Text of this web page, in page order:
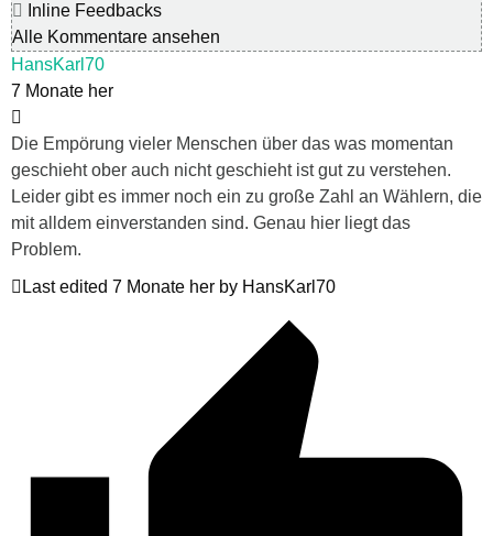
Inline Feedbacks
Alle Kommentare ansehen
HansKarl70
7 Monate her
Die Empörung vieler Menschen über das was momentan
geschieht ober auch nicht geschieht ist gut zu verstehen.
Leider gibt es immer noch ein zu große Zahl an Wählern, die
mit alldem einverstanden sind. Genau hier liegt das
Problem.
Last edited 7 Monate her by HansKarl70